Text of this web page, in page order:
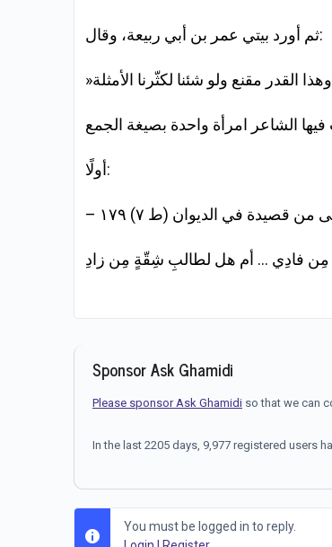
ثم أورد بيتي عمر بن أبي ربيعة، وقال:
أولًا:
مِن فادِي … أم هل لطالبِ شِقّةٍ مِن زادِ
Sponsor Ask Ghamidi
Please sponsor Ask Ghamidi so that we can
In the last 2205 days, 9,977 registered users
You must be logged in to reply.